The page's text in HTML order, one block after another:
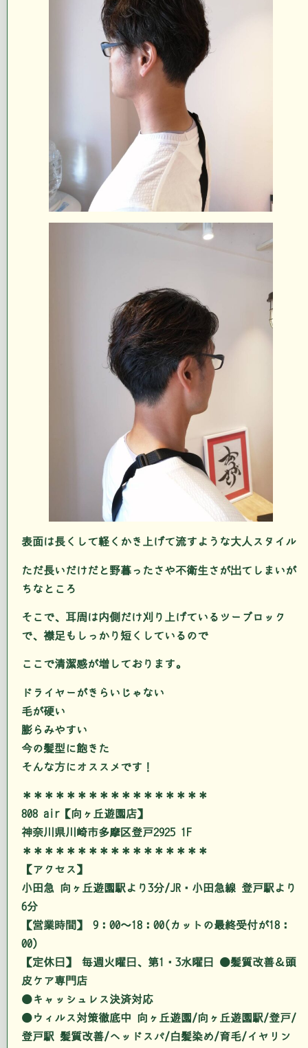
表面は長くして軽くかき上げて流すような大人スタイル
ただ長いだけだと野暮ったさや不衛生さが出てしまいが
ちなところ
そこで、耳周は内側だけ刈り上げているツーブロック
で、襟足もしっかり短くしているので
ここで清潔感が増しております。
ドライヤーがきらいじゃない
毛が硬い
膨らみやすい
今の髪型に飽きた
そんな方にオススメです！
＊＊＊＊＊＊＊＊＊＊＊＊＊＊＊＊＊
808 air【向ヶ丘遊園店】
神奈川県川崎市多摩区登戸2925 1F
＊＊＊＊＊＊＊＊＊＊＊＊＊＊＊＊＊
【アクセス】
小田急 向ヶ丘遊園駅より3分/JR・小田急線 登戸駅より
6分
【営業時間】 9：00～18：00(カットの最終受付が18：
00)
【定休日】 毎週火曜日、第1・3水曜日 ●髪質改善＆頭
皮ケア専門店
●キャッシュレス決済対応
●ウィルス対策徹底中 向ヶ丘遊園/向ヶ丘遊園駅/登戸/
登戸駅 髪質改善/ヘッドスパ/白髪染め/育毛/イヤリン